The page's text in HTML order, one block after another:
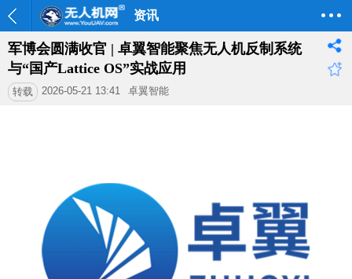
资讯
军博会圆满收官 | 卓翼智能聚焦无人机反制系统
与“国产Lattice OS”实战应用
转载 2026-05-21 13:41 卓翼智能